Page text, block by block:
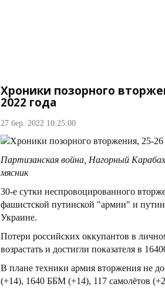
Хроники позорного
2022 года
27 бер. 2022 10:25:00
Партизанская война, Нагорный
мясник
30-е сутки неспровоцированного
фашистской путинской "армии" и
Украине.
Потери российских оккупантов в
возрастать и достигли показателя в
В плане техники армия вторжения не
(+14), 1640 ББМ (+14), 117 самолётов